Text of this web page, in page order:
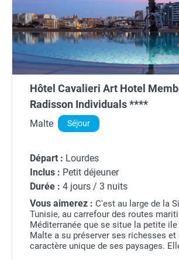
Hôtel Cavalieri Art Hotel
Radisson Individuals ****
Malte Séjour
Départ : Lourdes
Inclus : Petit déjeuner
Durée : 4 jours / 3 nuits
Vous aimerez : C'est au large de la
Tunisie, au carrefour des routes
Méditerranée que se situe la petite
Malte a su préserver ses richesses et
caractère unique de ses paysages.